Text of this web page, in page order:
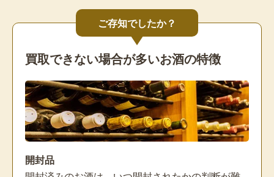
ご存知でしたか？
買取できない場合が多いお酒の特徴
開封品